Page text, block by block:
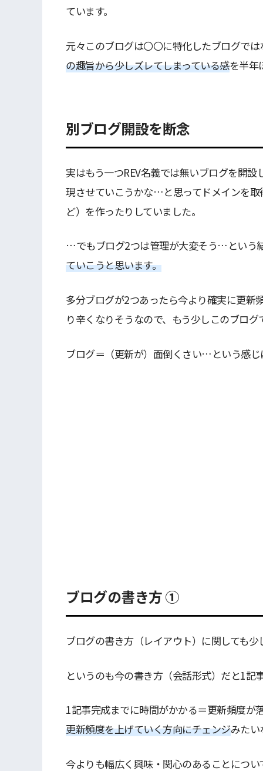
ています。
元々このブログは〇〇に特化したブログで
の趣旨から少しズレてしまっている感を半年
別ブログ開設を断念
実はもう一つREV名義では無いブログを開
現させていこうかな…と思ってドメインを
ど）を作ったりしていました。
…でもブログ2つは管理が大変そう…という
ていこうと思います。
多分ブログが2つあったら今より確実に更新
り辛くなりそうなので、もう少しこのブロ
ブログ＝（更新が）面倒くさい…という感
ブログの書き方 ①
ブログの書き方（レイアウト）に関しても
というのも今の書き方（会話形式）だと1記
1記事完成までに時間がかかる＝更新頻度が
更新頻度を上げていく方向にチェンジみたい
今よりも幅広く興味・関心のあることにつ